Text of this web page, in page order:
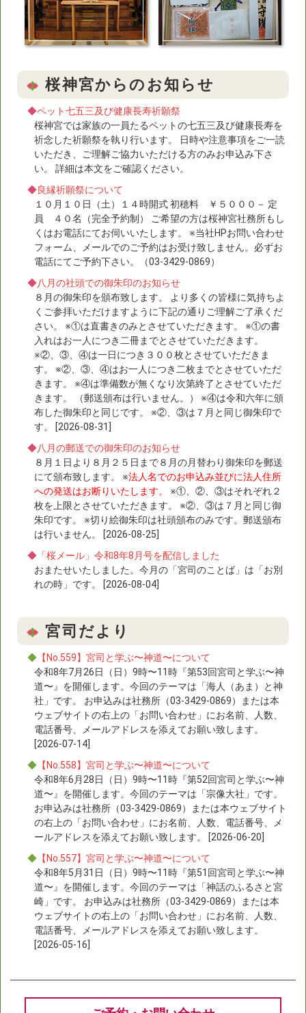
桜神宮からのお知らせ
◆ペット七五三及び健康長寿祈願祭
桜神宮では家族の一員たるペットの七五三及び健康長寿を
祈念した祈願祭を執り行います。 日時や注意事項をご一読
いただき、ご理解ご協力いただける方のみお申込み下さ
い。 詳細は本文をご確認ください。
◆良縁祈願祭について
１０月１０日（土）１４時開式 初穂料 ￥５０００－ 定
員 ４０名（完全予約制） ご希望の方は桜神宮社務所もし
くはお電話にてお伺いいたします。 ※当社HPお問い合わせ
フォーム、メールでのご予約はお受け致しません。必ずお
電話にてご予約下さい。（03-3429-0869）
◆八月の社頭での御朱印のお知らせ
８月の御朱印を頒布致します。 より多くの皆様に気持ちよ
くご参拝いただけますように下記の通りご理解ご了承くだ
さい。 ※①は直書きのみとさせていただきます。 ※①の書
入れはお一人につき二冊までとさせていただきます。
※②、③、④は一日につき３００枚とさせていただきま
す。 ※②、③、④はお一人につき二枚までとさせていただ
きます。 ※④は準備数が無くなり次第終了とさせていただ
きます。 （郵送頒布は行いません。） ※④は令和六年に頒
布した御朱印と同じです。 ※②、③は７月と同じ御朱印で
す。 [2026-08-31]
◆八月の郵送での御朱印のお知らせ
８月１日より８月２５日まで８月の月替わり御朱印を郵送
にて頒布致します。 ※法人名でのお申込み並びに法人住所
への発送はお断りいたします。
※①、②、③はそれぞれ２
枚を上限とさせていただきます。 ※②、③は７月と同じ御
朱印です。 ※切り絵御朱印は社頭頒布のみです。郵送頒布
は行いません。 [2026-08-25]
◆ 「桜メール」令和8年8月号を配信しました
おまたせいたしました。今月の「宮司のことば」は「お別
れの時」です。 [2026-08-04]
宮司だより
◆ 【No.559】宮司と学ぶ〜神道〜について
令和8年7月26日（日）9時〜11時『第53回宮司と学ぶ〜神
道〜』を開催します。今回のテーマは「海人（あま）と神
社」です。 お申込みは社務所（03-3429-0869）または本
ウェブサイトの右上の「お問い合わせ」にお名前、人数、
電話番号、メールアドレスを添えてお願い致します。
[2026-07-14]
◆ 【No.558】宮司と学ぶ〜神道〜について
令和8年6月28日（日）9時〜11時『第52回宮司と学ぶ〜神
道〜』を開催します。今回のテーマは「宗像大社」です。
お申込みは社務所（03-3429-0869）または本ウェブサイト
の右上の「お問い合わせ」にお名前、人数、電話番号、メ
ールアドレスを添えてお願い致します。 [2026-06-20]
◆ 【No.557】宮司と学ぶ〜神道〜について
令和8年5月31日（日）9時〜11時『第51回宮司と学ぶ〜神
道〜』を開催します。今回のテーマは「神話のふるさと宮
崎」です。 お申込みは社務所（03-3429-0869）または本
ウェブサイトの右上の「お問い合わせ」にお名前、人数、
電話番号、メールアドレスを添えてお願い致します。
[2026-05-16]